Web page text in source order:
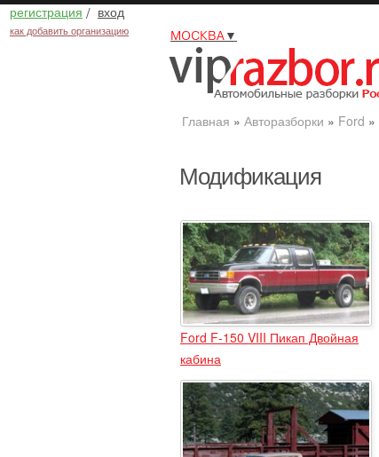
регистрация / вход
как добавить организацию МОСКВА▼
Главная » Авторазборки » Ford »
Модификация
Ford F-150 VIII Пикап Двойная
кабина